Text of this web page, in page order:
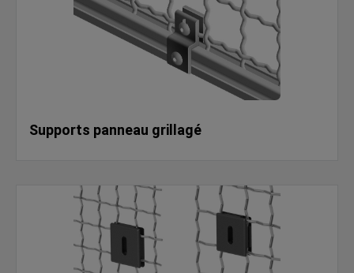
Supports panneau grillagé